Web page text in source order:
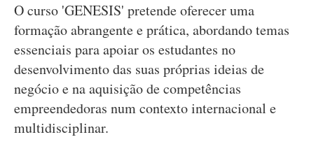
O curso 'GENESIS' pretende oferecer uma
formação abrangente e prática, abordando temas
essenciais para apoiar os estudantes no
desenvolvimento das suas próprias ideias de
negócio e na aquisição de competências
empreendedoras num contexto internacional e
multidisciplinar.